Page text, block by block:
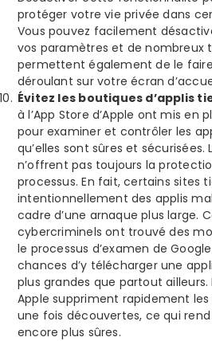
protéger votre vie privée dans
Vous pouvez facilement
vos paramètres et de nombreux
permettent également de le
déroulant sur votre écran
Évitez les boutiques d’applis
à l’App Store d’Apple ont mis en
pour examiner et contrôler les
qu’elles sont sûres et sécurisées.
n’offrent pas toujours la
processus. En fait, certains sites
intentionnellement des applis
cadre d’une arnaque plus large.
cybercriminels ont trouvé des
le processus d’examen de
chances d’y télécharger une
plus grandes que partout ailleurs.
Apple suppriment rapidement
une fois découvertes, ce qui
encore plus sûres.